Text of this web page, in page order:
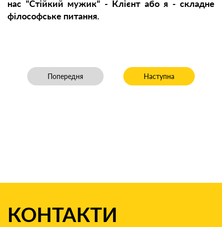
нас "Стійкий мужик" - Клієнт або я - складне
філософське питання.
Попередня стаття: Стягнення 80 000 грн. з
Попередня Наступна стаття:
Наступна
КОНТАКТИ